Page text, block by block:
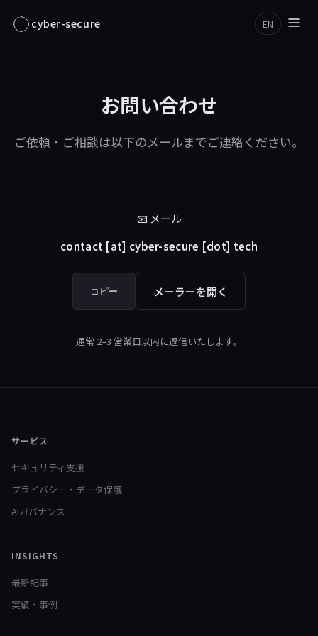
cyber-secure EN
お問い合わせ
ご依頼・ご相談は以下のメールまでご連絡ください。
📧 メール
contact [at] cyber-secure [dot] tech
コピー メーラーを開く
通常 2–3 営業日以内に返信いたします。
サービス
セキュリティ支援
プライバシー・データ保護
AIガバナンス
INSIGHTS
最新記事
実績・事例